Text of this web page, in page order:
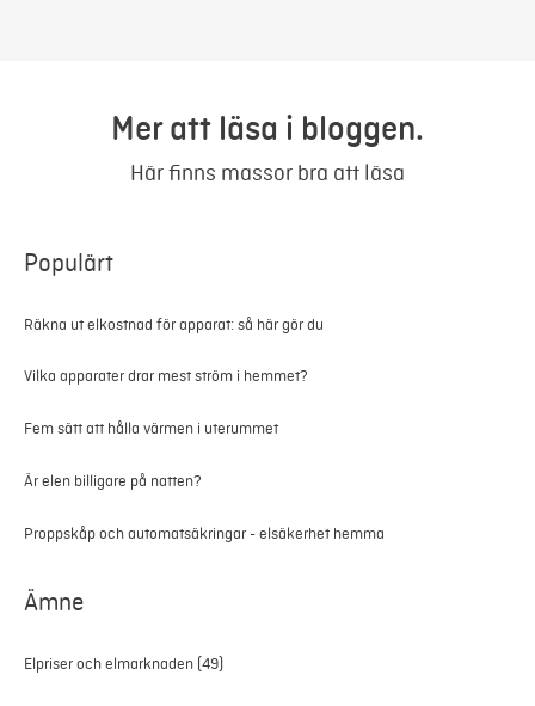
Mer att läsa i bloggen.
Här finns massor bra att läsa
Populärt
Räkna ut elkostnad för apparat: så här gör du
Vilka apparater drar mest ström i hemmet?
Fem sätt att hålla värmen i uterummet
Är elen billigare på natten?
Proppskåp och automatsäkringar - elsäkerhet hemma
Ämne
Elpriser och elmarknaden (49)